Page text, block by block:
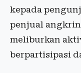
kepada
penjual
meliburkan
berpartisipasi